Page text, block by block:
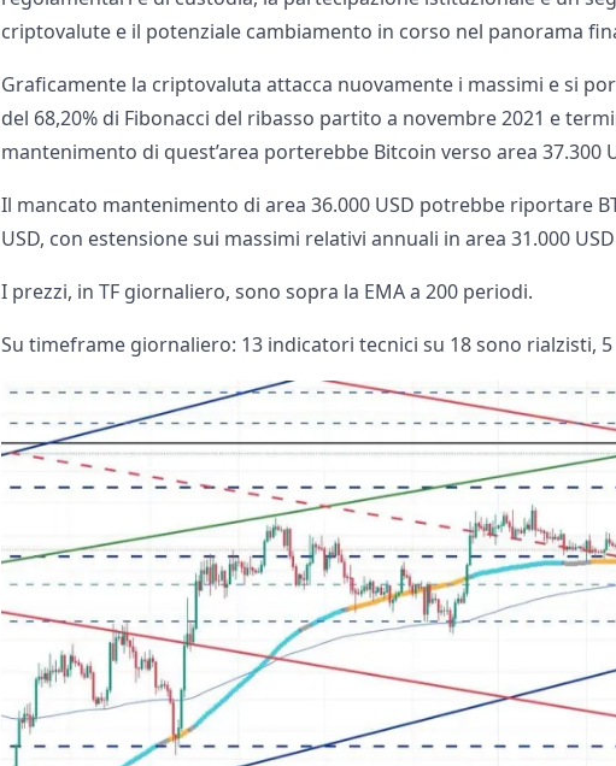
criptovalute e il potenziale cambiamento in corso nel panorama
Graficamente la criptovaluta attacca nuovamente i massimi e si
del 68,20% di Fibonacci del ribasso partito a novembre 2021 e
mantenimento di quest’area porterebbe Bitcoin verso area 37.300
Il mancato mantenimento di area 36.000 USD potrebbe riportare
USD, con estensione sui massimi relativi annuali in area 31.000
I prezzi, in TF giornaliero, sono sopra la EMA a 200 periodi.
Su timeframe giornaliero: 13 indicatori tecnici su 18 sono rialzisti,